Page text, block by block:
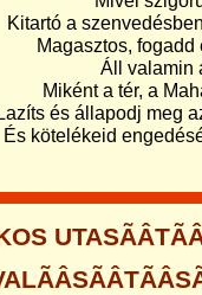
Kitartó a
Magasztos, fogadd
Áll valamin
Miként a tér, a
és állapodj meg
És kötelékeid